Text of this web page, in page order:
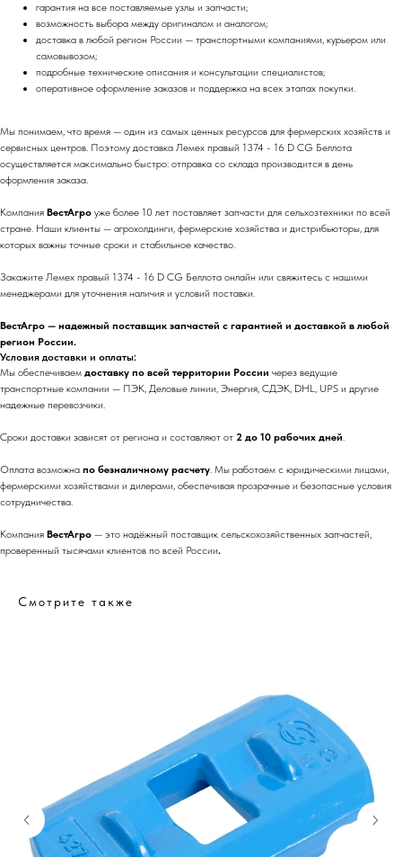
гарантия на все поставляемые узлы и запчасти;
возможность выбора между оригиналом и аналогом;
доставка в любой регион России — транспортными компаниями, курьером или
самовывозом;
подробные технические описания и консультации специалистов;
оперативное оформление заказов и поддержка на всех этапах покупки.
Мы понимаем, что время — один из самых ценных ресурсов для фермерских хозяйств и
сервисных центров. Поэтому доставка Лемех правый 1374 - 16 D CG Беллота
осуществляется максимально быстро: отправка со склада производится в день
оформления заказа.
Компания ВестАгро уже более 10 лет поставляет запчасти для сельхозтехники по всей
стране. Наши клиенты — агрохолдинги, фермерские хозяйства и дистрибьюторы, для
которых важны точные сроки и стабильное качество.
Закажите Лемех правый 1374 - 16 D CG Беллота онлайн или свяжитесь с нашими
менеджерами для уточнения наличия и условий поставки.
ВестАгро — надежный поставщик запчастей с гарантией и доставкой в любой
регион России.
Условия доставки и оплаты:
Мы обеспечиваем доставку по всей территории России через ведущие
транспортные компании — ПЭК, Деловые линии, Энергия, СДЭК, DHL, UPS и другие
надежные перевозчики.
Сроки доставки зависят от региона и составляют от 2 до 10 рабочих дней.
Оплата возможна по безналичному расчету. Мы работаем с юридическими лицами,
фермерскими хозяйствами и дилерами, обеспечивая прозрачные и безопасные условия
сотрудничества.
Компания ВестАгро — это надёжный поставщик сельскохозяйственных запчастей,
проверенный тысячами клиентов по всей России.
Смотрите также